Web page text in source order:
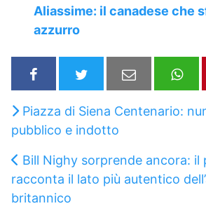
Aliassime: il canadese che
azzurro
Piazza di Siena Centenario:
pubblico e indotto
Bill Nighy sorprende ancora: il
racconta il lato più autentico
britannico